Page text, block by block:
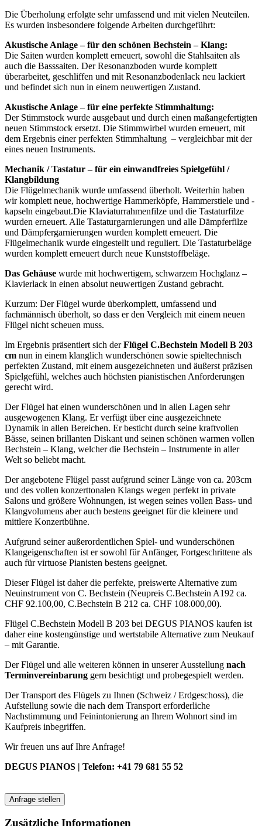
Die Überholung erfolgte sehr umfassend und mit vielen Neuteilen.
Es wurden insbesondere folgende Arbeiten durchgeführt:
Akustische Anlage – für den schönen Bechstein – Klang:
Die Saiten wurden komplett erneuert, sowohl die Stahlsaiten als
auch die Basssaiten. Der Resonanzboden wurde komplett
überarbeitet, geschliffen und mit Resonanzbodenlack neu lackiert
und befindet sich nun in einem neuwertigen Zustand.
Akustische Anlage – für eine perfekte Stimmhaltung:
Der Stimmstock wurde ausgebaut und durch einen maßangefertigten
neuen Stimmstock ersetzt. Die Stimmwirbel wurden erneuert, mit
dem Ergebnis einer perfekten Stimmhaltung – vergleichbar mit der
eines neuen Instruments.
Mechanik / Tastatur – für ein einwandfreies Spielgefühl /
Klangbildung
Die Flügelmechanik wurde umfassend überholt. Weiterhin haben
wir komplett neue, hochwertige Hammerköpfe, Hammerstiele und -
kapseln eingebaut.Die Klaviaturrahmenfilze und die Tastaturfilze
wurden erneuert. Alle Tastaturgarnierungen und alle Dämpferfilze
und Dämpfergarnierungen wurden komplett erneuert. Die
Flügelmechanik wurde eingestellt und reguliert. Die Tastaturbeläge
wurden komplett erneuert durch neue Kunststoffbeläge.
Das Gehäuse wurde mit hochwertigem, schwarzem Hochglanz –
Klavierlack in einen absolut neuwertigen Zustand gebracht.
Kurzum: Der Flügel wurde überkomplett, umfassend und
fachmännisch überholt, so dass er den Vergleich mit einem neuen
Flügel nicht scheuen muss.
Im Ergebnis präsentiert sich derFlügel C.Bechstein Modell B 203
cm nun in einem klanglich wunderschönen sowie spieltechnisch
perfekten Zustand, mit einem ausgezeichneten und äußerst präzisen
Spielgefühl, welches auch höchsten pianistischen Anforderungen
gerecht wird.
Der Flügel hat einen wunderschönen und in allen Lagen sehr
ausgewogenen Klang. Er verfügt über eine ausgezeichnete
Dynamik in allen Bereichen. Er besticht durch seine kraftvollen
Bässe, seinen brillanten Diskant und seinen schönen warmen vollen
Bechstein – Klang, welcher die Bechstein – Instrumente in aller
Welt so beliebt macht.
Der angebotene Flügel passt aufgrund seiner Länge von ca. 203cm
und des vollen konzerttonalen Klangs wegen perfekt in private
Salons und größere Wohnungen, ist wegen seines vollen Bass- und
Klangvolumens aber auch bestens geeignet für die kleinere und
mittlere Konzertbühne.
Aufgrund seiner außerordentlichen Spiel- und wunderschönen
Klangeigenschaften ist er sowohl für Anfänger, Fortgeschrittene als
auch für virtuose Pianisten bestens geeignet.
Dieser Flügel ist daher die perfekte, preiswerte Alternative zum
Neuinstrument von C. Bechstein (Neupreis C.Bechstein A192 ca.
CHF 92.100,00, C.Bechstein B 212 ca. CHF 108.000,00).
Flügel C.Bechstein Modell B 203 bei DEGUS PIANOS kaufen ist
daher eine kostengünstige und wertstabile Alternative zum Neukauf
– mit Garantie.
Der Flügel und alle weiteren können in unserer Ausstellung nach
Terminvereinbarung gern besichtigt und probegespielt werden.
Der Transport des Flügels zu Ihnen (Schweiz / Erdgeschoss), die
Aufstellung sowie die nach dem Transport erforderliche
Nachstimmung und Feinintonierung an Ihrem Wohnort sind im
Kaufpreis inbegriffen.
Wir freuen uns auf Ihre Anfrage!
DEGUS PIANOS | Telefon: +41 79 681 55 52
Anfrage stellen
Zusätzliche Informationen